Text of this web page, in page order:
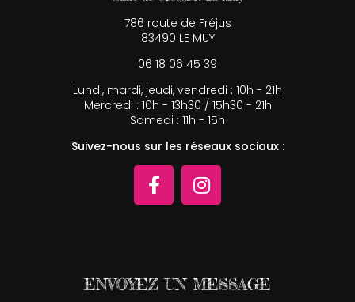
786 route de Fréjus
83490 LE MUY
06 18 06 45 39
Lundi, mardi, jeudi, vendredi : 10h - 21h
Mercredi : 10h - 13h30 / 15h30 - 21h
Samedi : 11h - 15h
Suivez-nous sur les réseaux sociaux :
ENVOYEZ UN MESSAGE